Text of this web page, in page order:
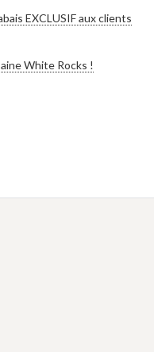
EXCLUSIF aux clients
White Rocks !